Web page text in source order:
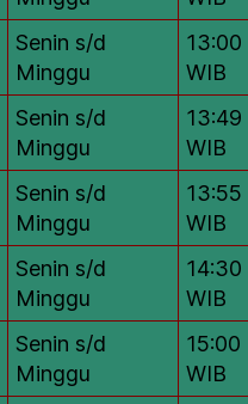
Senin s/d
Minggu
13:00
WIB
Senin s/d
Minggu
13:49
WIB
Senin s/d
Minggu
13:55
WIB
Senin s/d
Minggu
14:30
WIB
Senin s/d
Minggu
15:00
WIB